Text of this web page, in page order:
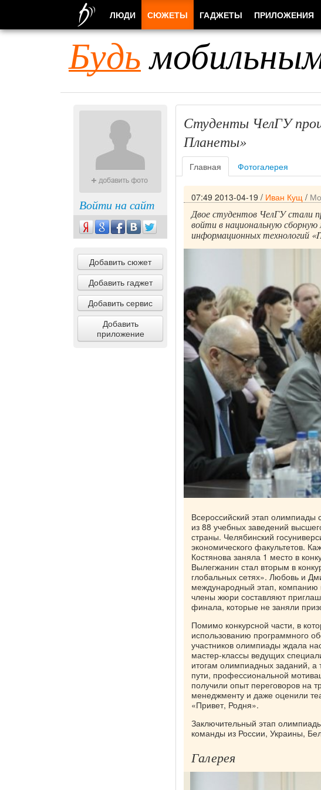
Будь
Войти на сайт
Добавить сюжет
Добавить гаджет
Добавить сервис
Добавить
приложение
Студенты ЧелГУ
Планеты»
Главная Фотогалерея
07:49 2013-04-19 / Иван Кущ /
Двое студентов ЧелГУ стали
войти в национальную
информационных технологий
Всероссийский этап олимпиады
из 88 учебных заведений
страны. Челябинский
экономического факультетов.
Костянова заняла 1 место в
Вылегжанин стал вторым в
глобальных сетях». Любовь и
международный этап, компанию
члены жюри составляют
финала, которые не заняли
Помимо конкурсной части, в
использованию программного
участников олимпиады ждала
мастер-классы ведущих
итогам олимпиадных заданий,
пути, профессиональной
получили опыт переговоров на
менеджменту и даже оценили
«Привет, Родня».
Заключительный этап
команды из России, Украины,
Галерея
ЛЮДИ СЮЖЕТЫ ГАДЖЕТЫ ПРИЛОЖЕНИЯ